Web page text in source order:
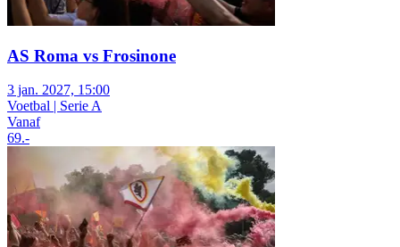
AS Roma vs Frosinone
3 jan. 2027, 15:00
Voetbal | Serie A
Vanaf
69.-